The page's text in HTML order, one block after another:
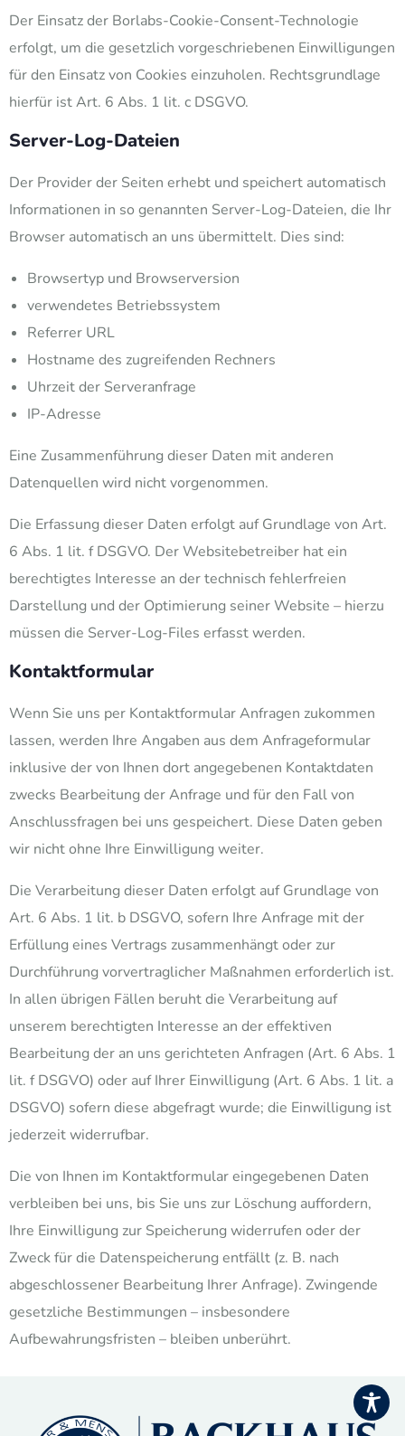
Der Einsatz der Borlabs-Cookie-Consent-Technologie
erfolgt, um die gesetzlich vorgeschriebenen Einwilligungen
für den Einsatz von Cookies einzuholen. Rechtsgrundlage
hierfür ist Art. 6 Abs. 1 lit. c DSGVO.
Server-Log-Dateien
Der Provider der Seiten erhebt und speichert automatisch
Informationen in so genannten Server-Log-Dateien, die Ihr
Browser automatisch an uns übermittelt. Dies sind:
Browsertyp und Browserversion
verwendetes Betriebssystem
Referrer URL
Hostname des zugreifenden Rechners
Uhrzeit der Serveranfrage
IP-Adresse
Eine Zusammenführung dieser Daten mit anderen
Datenquellen wird nicht vorgenommen.
Die Erfassung dieser Daten erfolgt auf Grundlage von Art.
6 Abs. 1 lit. f DSGVO. Der Websitebetreiber hat ein
berechtigtes Interesse an der technisch fehlerfreien
Darstellung und der Optimierung seiner Website – hierzu
müssen die Server-Log-Files erfasst werden.
Kontaktformular
Wenn Sie uns per Kontaktformular Anfragen zukommen
lassen, werden Ihre Angaben aus dem Anfrageformular
inklusive der von Ihnen dort angegebenen Kontaktdaten
zwecks Bearbeitung der Anfrage und für den Fall von
Anschlussfragen bei uns gespeichert. Diese Daten geben
wir nicht ohne Ihre Einwilligung weiter.
Die Verarbeitung dieser Daten erfolgt auf Grundlage von
Art. 6 Abs. 1 lit. b DSGVO, sofern Ihre Anfrage mit der
Erfüllung eines Vertrags zusammenhängt oder zur
Durchführung vorvertraglicher Maßnahmen erforderlich ist.
In allen übrigen Fällen beruht die Verarbeitung auf
unserem berechtigten Interesse an der effektiven
Bearbeitung der an uns gerichteten Anfragen (Art. 6 Abs. 1
lit. f DSGVO) oder auf Ihrer Einwilligung (Art. 6 Abs. 1 lit. a
DSGVO) sofern diese abgefragt wurde; die Einwilligung ist
jederzeit widerrufbar.
Die von Ihnen im Kontaktformular eingegebenen Daten
verbleiben bei uns, bis Sie uns zur Löschung auffordern,
Ihre Einwilligung zur Speicherung widerrufen oder der
Zweck für die Datenspeicherung entfällt (z. B. nach
abgeschlossener Bearbeitung Ihrer Anfrage). Zwingende
gesetzliche Bestimmungen – insbesondere
Aufbewahrungsfristen – bleiben unberührt.